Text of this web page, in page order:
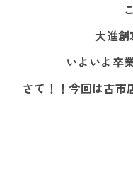
大進
いよいよ卒
さて！！今回は古市